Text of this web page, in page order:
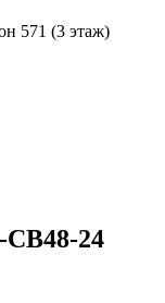
571 (3 этаж)
24